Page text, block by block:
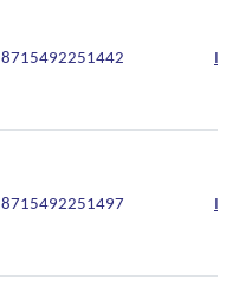
8715492251442
8715492251497